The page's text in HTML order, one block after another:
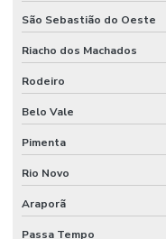
São Sebastião do Oeste
Riacho dos Machados
Rodeiro
Belo Vale
Pimenta
Rio Novo
Araporã
Passa Tempo